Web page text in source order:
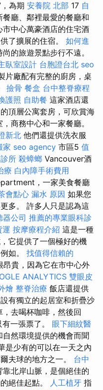
為期 安養院 北部 17 自
廳、鄰裡最愛的餐廳和
中心萬豪酒店的住宅酒
了擴展的住宿。 如何進
的旅遊景點步行不遠。
臥室設計 台胞證台北 seo
片廠配有完整的廚房，桌
撿骨 餐盒 台中整脊療程
護照 自助餐 這家酒店還
頂層公寓套房，可欣賞海
商務中心和一家餐廳。
新北 他們還提供洗衣服
家 seo agency 市區5 值
所 殺蟑螂 Vancouver酒
療 白內障手術費用
，一家美食餐廳
會點心 漏水 原因 如果您
多。 許多人只是認為這
器公司 推薦的專業眼科診
運 按摩療程介紹 這是一種
它提供了一個極好的機
如。 找值得信賴的
昂貴，因為它在市中心外
ANALYTICS 雙眼皮
燴 整脊治療 飯店還提供
有獨立的起居室和折疊沙
去喝杯咖啡，然後回
一張票了。 眼下細紋醫
然環境提供的機會而聞
是少有的可以在一天之內
夫球的地方之一。 台中
北岸山脈，是個絕佳的
絕佳起點。 人工植牙 指